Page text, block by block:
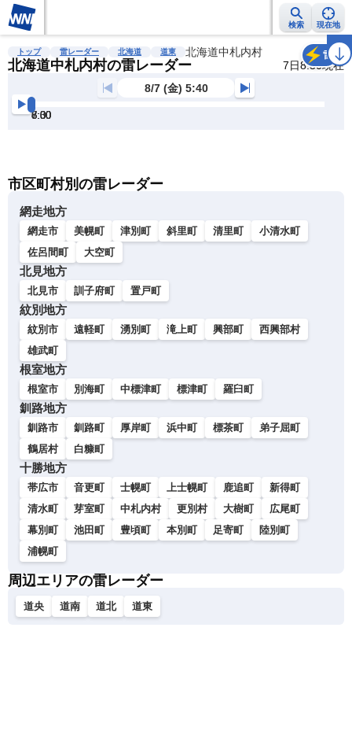
検索 現在地
雨雲レーダー 台風情報 地震情報 警報・注意報 2週間天気 ラ
トップ 雷レーダー 北海道 道東 北海道中札内村
北海道中札内村の雷レーダー 7日8:30現在
雷
8/7 (金) 5:40
6:00
6:30
7:00
7:30
8:00
8:30
市区町村別の雷レーダー
網走地方
網走市 美幌町 津別町 斜里町 清里町
小清水町
佐呂間町
大空町
北見地方
北見市 訓子府町 置戸町
紋別地方
紋別市 遠軽町 湧別町 滝上町 興部町
西興部村
雄武町
根室地方
根室市 別海町 中標津町 標津町 羅臼町
釧路地方
釧路市 釧路町 厚岸町 浜中町 標茶町
弟子屈町
鶴居村
白糠町
十勝地方
帯広市 音更町 士幌町 上士幌町 鹿追町
新得町
清水町
芽室町 中札内村 更別村 大樹町
広尾町
幕別町
池田町 豊頃町 本別町 足寄町
陸別町
浦幌町
周辺エリアの雷レーダー
道央 道南 道北 道東